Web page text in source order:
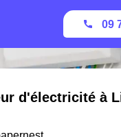
09
d'électricité à